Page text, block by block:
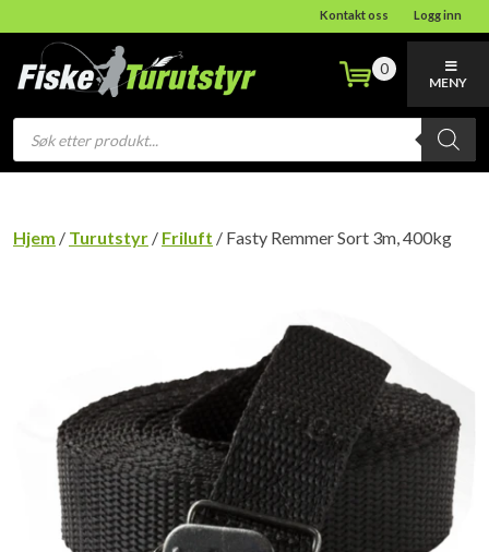
Kontakt oss Logg inn
Products
search
0
MENY
Hjem / Turutstyr / Friluft / Fasty Remmer Sort 3m, 400kg